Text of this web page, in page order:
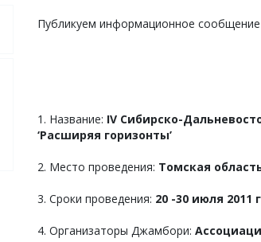
Публикуем информационное
1. Название: IV Сибирско-
‘Расширяя горизонты’
2. Место проведения: Томская
3. Сроки проведения: 20 -30 июля 2011
4. Организаторы Джамбори: